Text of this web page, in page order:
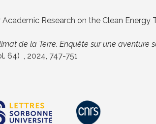
Research on the Clean Energy
de la Terre. Enquête sur une aventure
64) , 2024, 747-751